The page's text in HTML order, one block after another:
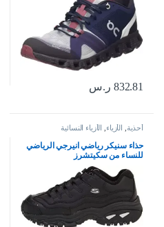
832.81 ر.س
أحذية الأزياء الأزياء النسائية
حذاء سنيكر رياضي انيرجي الرياضي
للنساء من سكيتشرز